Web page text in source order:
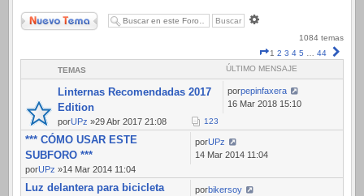
Nuevo Tema
1084 temas
Página
1
44
1 2 3 4 5 … 44
TEMAS ÚLTIMO MENSAJE
Linternas Recomendadas 2017
Edition
porUPz »29 Abr 2017 21:08 123
porpepinfaxera
16 Mar 2018 15:10
*** CÓMO USAR ESTE
SUBFORO ***
porUPz »14 Mar 2014 11:04
porUPz
14 Mar 2014 11:04
Luz delantera para bicicleta
porbikersoy